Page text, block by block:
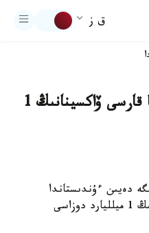
ق ز
ءۇندىستاندا كوروناۆيرۋسقا قارسى ۆاكسينانىڭ 1
دەيىن ءۇندىستاندا
COVID-19-عا قارسى ۆاكسينانىڭ 1 ميلليارد دوزاسى